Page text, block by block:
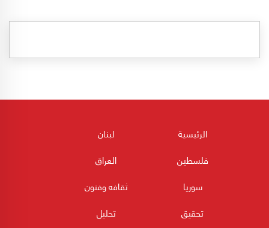
الرئيسية
لبنان
فلسطين
العراق
سوريا
ثقافه وفنون
تحقيق
تحليل